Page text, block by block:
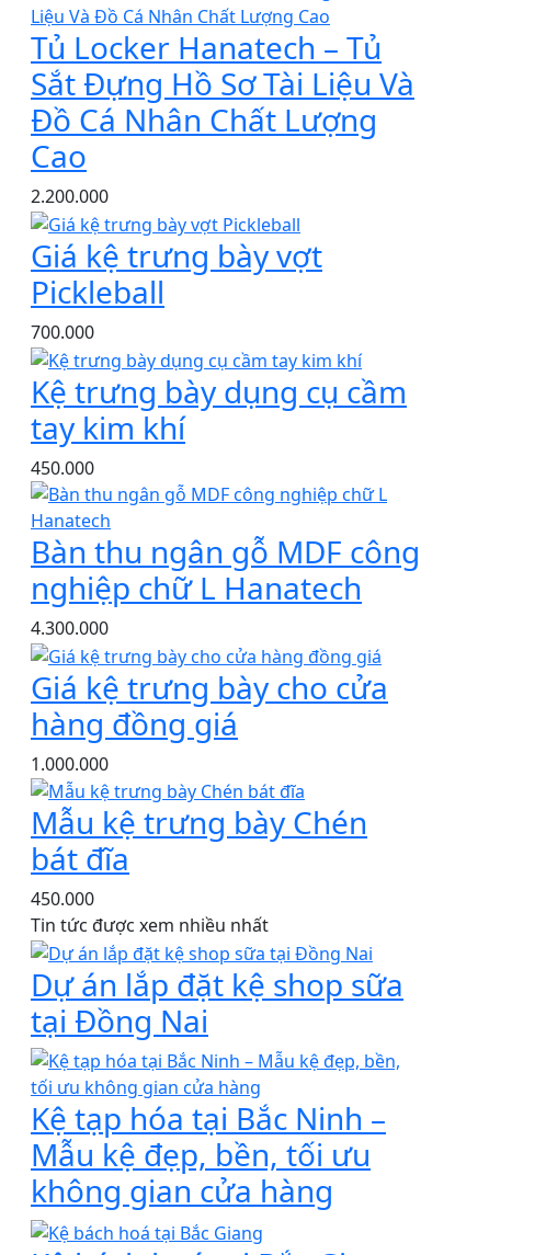
Tủ Locker Hanatech – Tủ
Sắt Đựng Hồ Sơ Tài Liệu Và
Đồ Cá Nhân Chất Lượng
Cao
2.200.000
Giá kệ trưng bày vợt
Pickleball
700.000
Kệ trưng bày dụng cụ cầm
tay kim khí
450.000
Bàn thu ngân gỗ MDF công
nghiệp chữ L Hanatech
4.300.000
Giá kệ trưng bày cho cửa
hàng đồng giá
1.000.000
Mẫu kệ trưng bày Chén
bát đĩa
450.000
Tin tức được xem nhiều nhất
Dự án lắp đặt kệ shop sữa
tại Đồng Nai
Kệ tạp hóa tại Bắc Ninh –
Mẫu kệ đẹp, bền, tối ưu
không gian cửa hàng